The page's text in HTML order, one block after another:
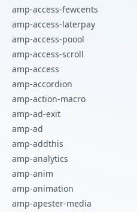
amp-access-fewcents
amp-access-laterpay
amp-access-poool
amp-access-scroll
amp-access
amp-accordion
amp-action-macro
amp-ad-exit
amp-ad
amp-addthis
amp-analytics
amp-anim
amp-animation
amp-apester-media